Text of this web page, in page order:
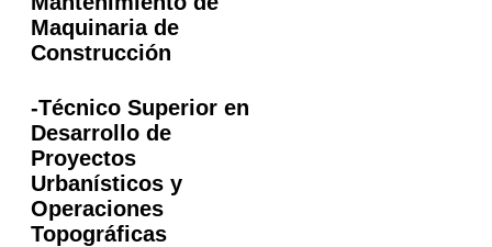
Maquinaria de
Construcción
-Técnico Superior en
Desarrollo de
Proyectos
Urbanísticos y
Operaciones
Topográficas